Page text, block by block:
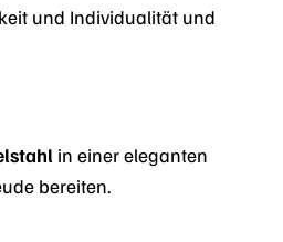
und Individualität und
in einer eleganten
bereiten.